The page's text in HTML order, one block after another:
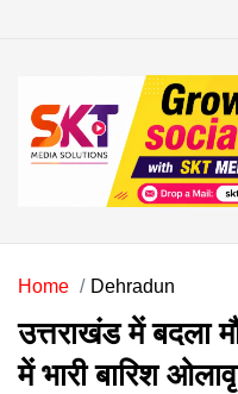
Home Dehradun
उत्तराखंड में बदला
में भारी बारिश